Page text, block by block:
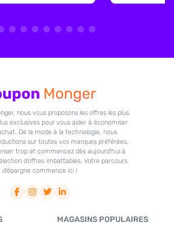
nous vous proposons les offres les plus
exclusives pour vous aider à économiser
De la mode à la technologie, nous
sur toutes vos marques préférées.
trop et commencez dès aujourd’hui à
d’offres imbattables. Votre parcours
d’épargne commence ici !
MAGASINS POPULAIRES